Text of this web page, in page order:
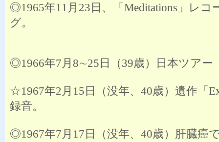
◎1965年11月23日、「Meditations」レコ
グ。
◎1966年7月8∼25日（39歳）日本ツアー
☆1967年2月15日（没年、40歳）遺作「
録音。
◎1967年7月17日（没年、40歳）肝臓癌